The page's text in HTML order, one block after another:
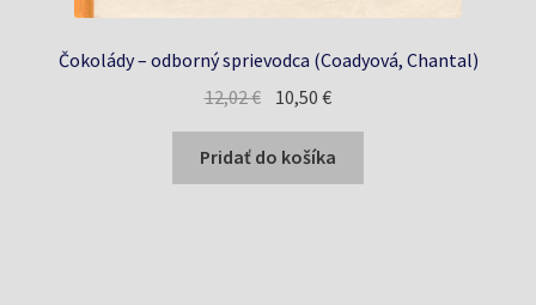
Čokolády – odborný sprievodca (Coadyová, Chantal)
12,02€ Pôvodná
bola:
12,02 €.
10,50€Aktuálna
je:
10,50 €.
Pridať do košíka